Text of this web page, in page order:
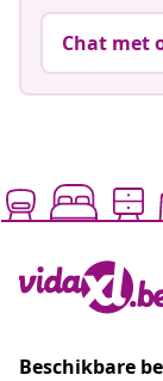
Chat met
Beschikbare